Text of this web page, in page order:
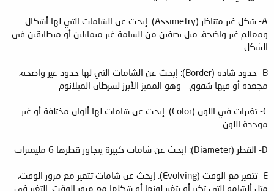
A- شكل غير متناظر (Assimetry): إبحث عن الشامات التي لها أشكال
ومعالم غير واضحة، مثل نصفين من الشامة غير متماثلين أو متطابقين في
الشكل
B- حدود شاذة (Border): إبحث عن الشامات التي لها حدود غير واضحة،
مجعدة أو فيها شقوق – وهو المميز الأبرز لسرطان الميلانوم
C- تغيرات في اللون (Color): إبحث عن شامات لها ألوان مختلفة أو غير
موحدة اللون
D- القطر (Diameter): إبحث عن شامات كبيرة يتجاوز قطرها 6 مليمترات
E- تتغير مع الوقت (Evolving): إبحث عن شامات تتغير مع مرور الوقت،
مثل ألشامه التي تكبر أو يتغير لونها أو شكلها مع مرور الوقت. التغير في